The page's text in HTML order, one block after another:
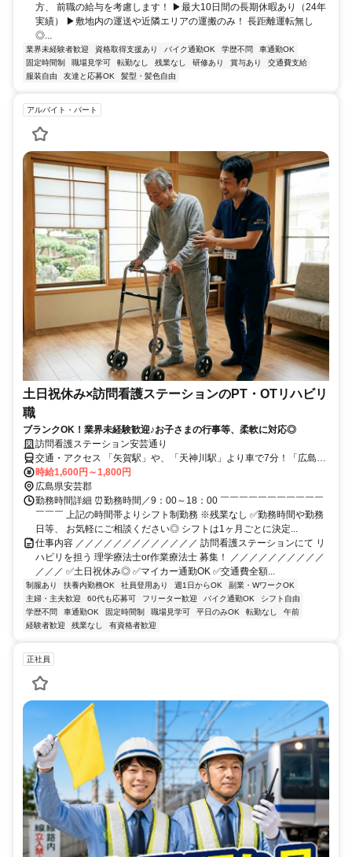
方、 前職の給与を考慮します！ ▶最大10日間の長期休暇あり（24年
実績） ▶敷地内の運送や近隣エリアの運搬のみ！ 長距離運転無し
◎...
業界未経験者歓迎 資格取得支援あり バイク通勤OK 学歴不問
車通勤OK
固定時間制
職場見学可 転勤なし 残業なし 研修あり 賞与あり
交通費支給
服装自由
友達と応募OK 髪型・髪色自由
アルバイト・パート
土日祝休み×訪問看護ステーションのPT・OTリハビリ
職
ブランクOK！業界未経験歓迎♪お子さまの行事等、柔軟に対応◎
訪問看護ステーション安芸通り
交通・アクセス 「矢賀駅」や、「天神川駅」より車で7分！「広島
駅」より車で15分！
時給1,600円～1,800円
広島県安芸郡
勤務時間詳細 ⏰勤務時間／9：00～18：00 ￣￣￣￣￣￣￣￣￣￣￣
￣￣￣ 上記の時間帯よりシフト制勤務 ※残業なし ✅勤務時間や勤務
日等、 お気軽にご相談ください◎ シフトは1ヶ月ごとに決定...
仕事内容 ／／／／／／／／／／／／／ 訪問看護ステーションにて リ
ハビリを担う 理学療法士or作業療法士 募集！ ／／／／／／／／／／
／／／ ✅土日祝休み◎ ✅マイカー通勤OK ✅交通費全額...
制服あり 扶養内勤務OK 社員登用あり 週1日からOK
副業・WワークOK
主婦・主夫歓迎
60代も応募可 フリーター歓迎 バイク通勤OK
シフト自由
学歴不問
車通勤OK 固定時間制 職場見学可 平日のみOK 転勤なし
午前
経験者歓迎
残業なし 有資格者歓迎
正社員